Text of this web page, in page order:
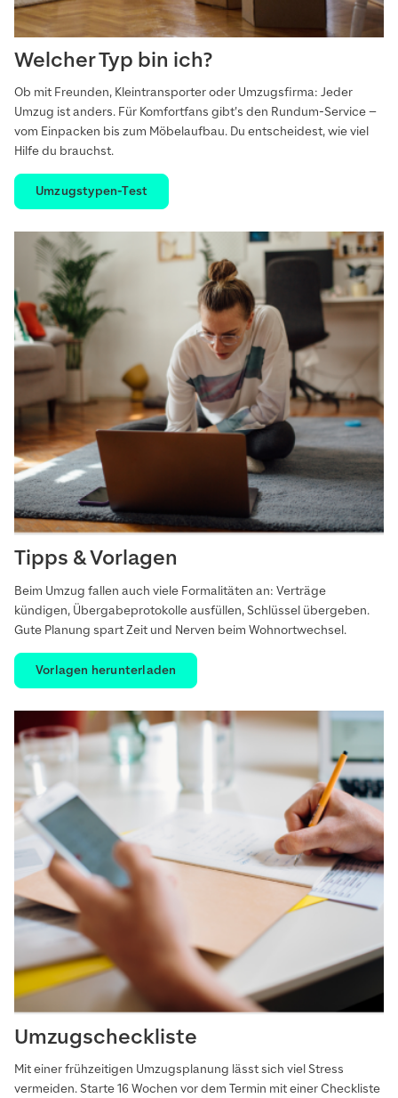
Welcher Typ bin ich?
Ob mit Freunden, Kleintransporter oder Umzugsfirma: Jeder
Umzug ist anders. Für Komfortfans gibt’s den Rundum-Service –
vom Einpacken bis zum Möbelaufbau. Du entscheidest, wie viel
Hilfe du brauchst.
Umzugstypen-Test
Tipps & Vorlagen
Beim Umzug fallen auch viele Formalitäten an: Verträge
kündigen, Übergabeprotokolle ausfüllen, Schlüssel übergeben.
Gute Planung spart Zeit und Nerven beim Wohnortwechsel.
Vorlagen herunterladen
Umzugscheckliste
Mit einer frühzeitigen Umzugsplanung lässt sich viel Stress
vermeiden. Starte 16 Wochen vor dem Termin mit einer Checkliste